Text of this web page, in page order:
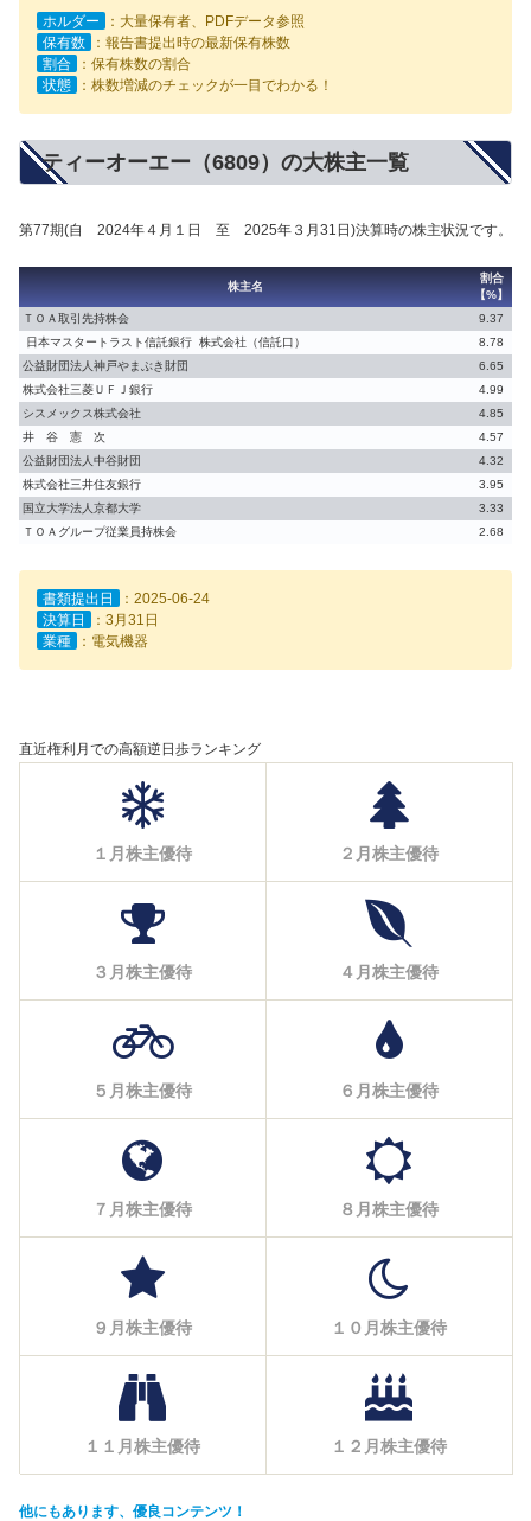
ホルダー
：大量保有者、PDFデータ参照
保有数
：報告書提出時の最新保有株数
割合
：保有株数の割合
状態
：株数増減のチェックが一目でわかる！
ティーオーエー（6809）の大株主一覧
第77期(自 2024年４月１日 至 2025年３月31日)決算時の株主状況です。
株主名
割合
【%】
ＴＯＡ取引先持株会
9.37
日本マスタートラスト信託銀行 株式会社（信託口）
8.78
公益財団法人神戸やまぶき財団
6.65
株式会社三菱ＵＦＪ銀行
4.99
シスメックス株式会社
4.85
井 谷 憲 次
4.57
公益財団法人中谷財団
4.32
株式会社三井住友銀行
3.95
国立大学法人京都大学
3.33
ＴＯＡグループ従業員持株会
2.68
書類提出日
：2025-06-24
決算日
：3月31日
業種
：電気機器
直近権利月での高額逆日歩ランキング
１月株主優待 ２月株主優待
３月株主優待 ４月株主優待
５月株主優待 ６月株主優待
７月株主優待 ８月株主優待
９月株主優待 １０月株主優待
１１月株主優待 １２月株主優待
他にもあります、優良コンテンツ！